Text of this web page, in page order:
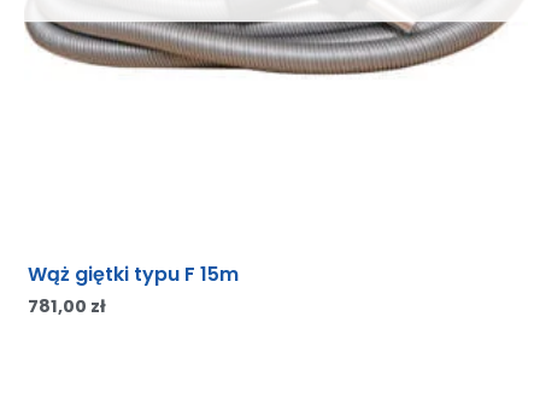
Wąż giętki typu F 15m
781,00 zł